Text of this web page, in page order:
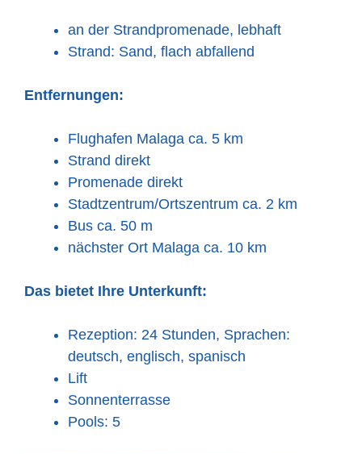
an der Strandpromenade, lebhaft
Strand: Sand, flach abfallend
Entfernungen:
Flughafen Malaga ca. 5 km
Strand direkt
Promenade direkt
Stadtzentrum/Ortszentrum ca. 2 km
Bus ca. 50 m
nächster Ort Malaga ca. 10 km
Das bietet Ihre Unterkunft:
Rezeption: 24 Stunden, Sprachen:
deutsch, englisch, spanisch
Lift
Sonnenterrasse
Pools: 5